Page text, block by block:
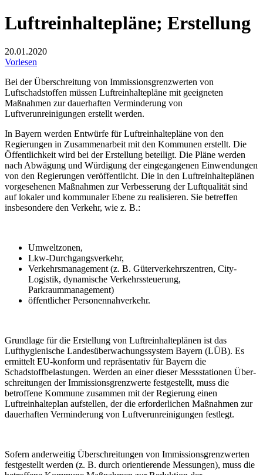
Luftreinhaltepläne; Erstellung
20.01.2020
Vorlesen
Bei der Überschreitung von Immissionsgrenzwerten von
Luftschadstoffen müssen Luftreinhaltepläne mit geeigneten
Maßnahmen zur dauerhaften Verminderung von
Luftverunreinigungen erstellt werden.
In Bayern werden Entwürfe für Luftreinhaltepläne von den
Regierungen in Zusammenarbeit mit den Kommunen erstellt. Die
Öffentlichkeit wird bei der Erstellung beteiligt. Die Pläne werden
nach Abwägung und Würdigung der eingegangenen Einwendungen
von den Regierungen veröffentlicht. Die in den Luftreinhalteplänen
vorgesehenen Maßnahmen zur Verbesserung der Luftqualität sind
auf lokaler und kommunaler Ebene zu realisieren. Sie betreffen
insbesondere den Verkehr, wie z. B.:
Umweltzonen,
Lkw-Durchgangsverkehr,
Verkehrsmanagement (z. B. Güterverkehrszentren, City-
Logistik, dynamische Verkehrssteuerung,
Parkraummanagement)
öffentlicher Personennahverkehr.
Grundlage für die Erstellung von Luftreinhalteplänen ist das
Lufthygienische Landes­überwachungssystem Bayern (LÜB). Es
ermittelt EU-konform und repräsentativ für Bayern die
Schadstoffbelastungen. Werden an einer dieser Messstationen Über­
schreit­ungen­ der Immissionsgrenzwerte festgestellt, muss die
betroffene Kommune zusam­men mit der Regierung einen
Luftreinhalteplan aufstellen, der die erfor­der­lich­en Maß­nahmen zur
dauerhaften Verminderung von Luftverunreinigungen festlegt.
Sofern anderweitig Überschreitungen von Immissionsgrenzwerten
festgestellt werden (z. B. durch orientierende Messungen), muss die